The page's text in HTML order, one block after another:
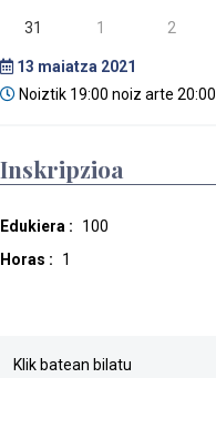
31 1 2
13 maiatza 2021
Noiztik 19:00 noiz arte 20:00
Inskripzioa
Edukiera :
100
Horas :
1
Klik batean bilatu